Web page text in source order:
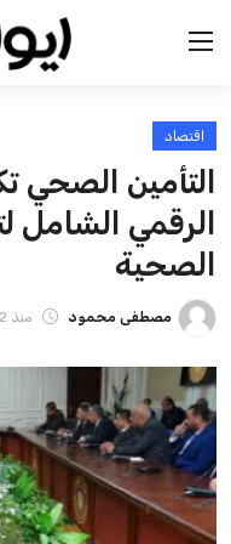
الرئيسية
اخبار مصر
عرب وعالم
اقتصاد
اخبار الرياضة
منوعات
فن وثقافة
اقتصاد
التأمين
الرقمي الشامل
الصحية
مصطفى محمود منذ 2 أشهر